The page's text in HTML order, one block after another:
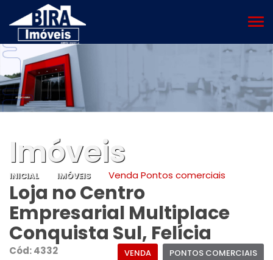
Imóveis
INICIAL IMÓVEIS Venda Pontos comerciais
Loja no Centro
Empresarial Multiplace
Conquista Sul, Felícia
VENDA PONTOS COMERCIAIS
Cód: 4332